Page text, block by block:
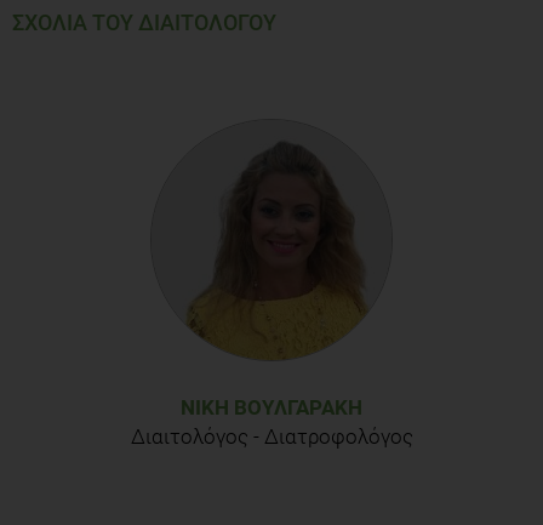
ΣΧΟΛΙΑ ΤΟΥ ΔΙΑΙΤΟΛΟΓΟΥ
ΝΊΚΗ ΒΟΥΛΓΑΡΆΚΗ
Διαιτολόγος - Διατροφολόγος